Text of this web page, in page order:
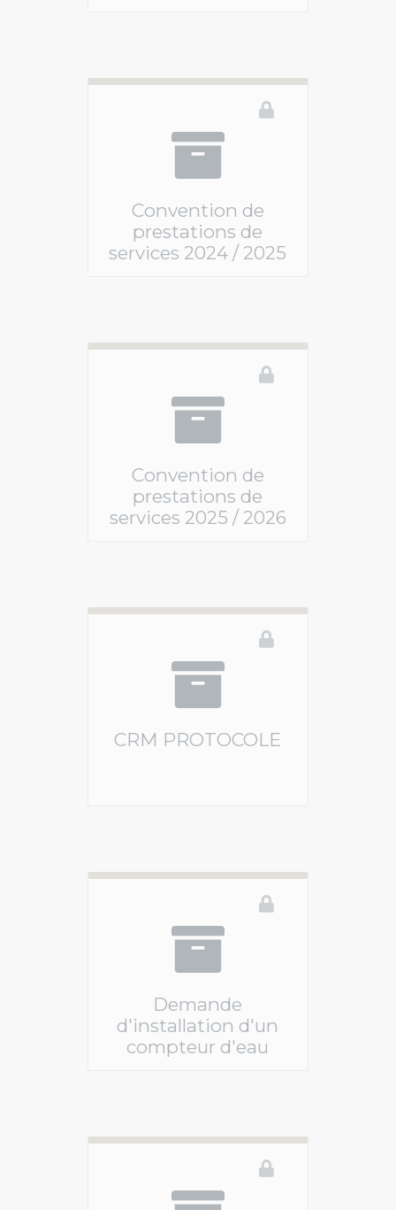
Convention de
prestations de
services 2024 / 2025
Convention de
prestations de
services 2025 / 2026
CRM PROTOCOLE
Demande
d'installation d'un
compteur d'eau